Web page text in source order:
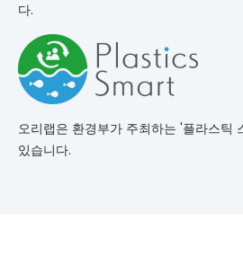
다.
오리랩은 환경부가 주최하는 '플라스틱
있습니다.